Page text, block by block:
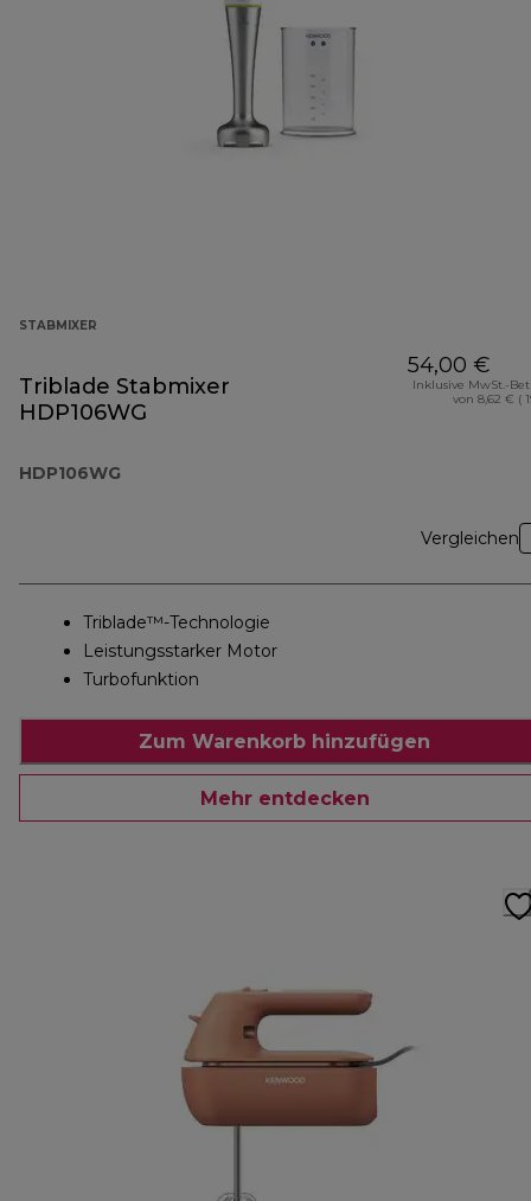
STABMIXER
Triblade Stabmixer
HDP106WG
HDP106WG
54,00 €
Inklusive MwSt.-
von 8,62 € (
Vergleichen
Triblade™-Technologie
Leistungsstarker Motor
Turbofunktion
Zum Warenkorb hinzufügen
Mehr entdecken